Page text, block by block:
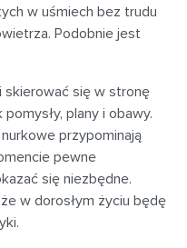
w uśmiech bez trudu
Podobnie jest
skierować się w stronę
plany i obawy.
przypominają
pewne
się niezbędne.
w dorosłym życiu będę